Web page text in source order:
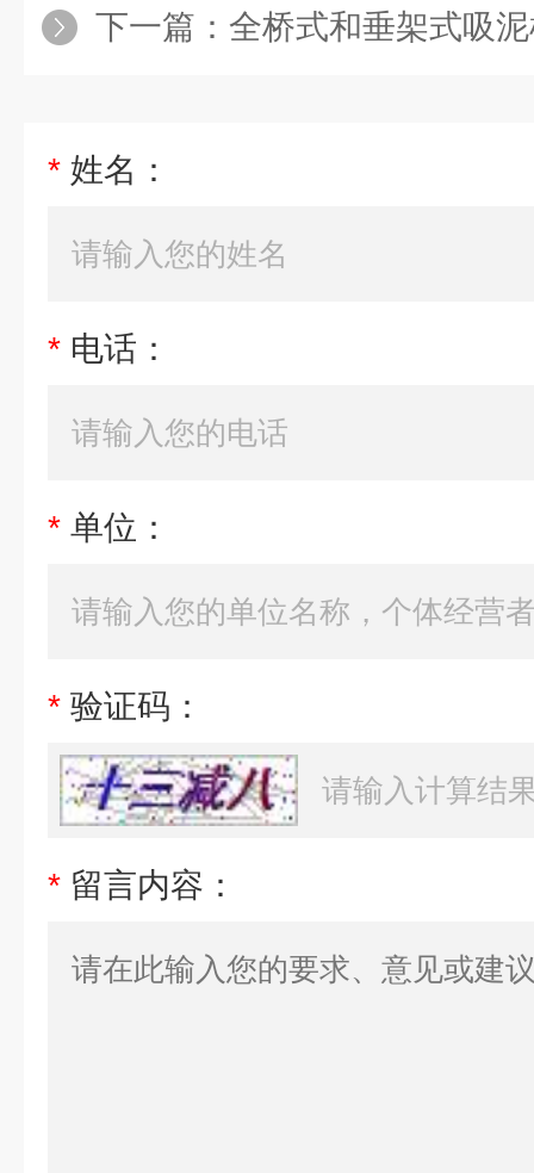
下一篇： 全桥式和垂架式吸
* 姓名：
* 电话：
* 单位：
* 验证码：
* 留言内容：